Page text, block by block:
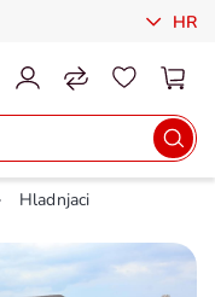
HR
Hladnjaci